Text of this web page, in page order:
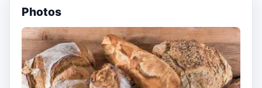
Photos